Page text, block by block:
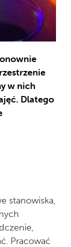
w nich
Dlatego
stanowiska,
Pracować